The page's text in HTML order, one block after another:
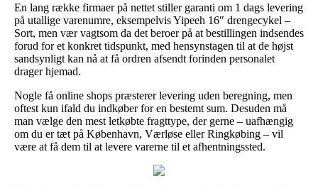
En lang række firmaer på nettet stiller garanti om 1 dags levering
på utallige varenumre, eksempelvis Yipeeh 16″ drengecykel –
Sort, men vær vagtsom da det beroer på at bestillingen indsendes
forud for et konkret tidspunkt, med hensynstagen til at de højst
sandsynligt kan nå at få ordren afsendt forinden personalet
drager hjemad.
Nogle få online shops præsterer levering uden beregning, men
oftest kun ifald du indkøber for en bestemt sum. Desuden må
man vælge den mest letkøbte fragttype, der gerne – uafhængig
om du er tæt på København, Værløse eller Ringkøbing – vil
være at få dem til at levere varerne til et afhentningssted.